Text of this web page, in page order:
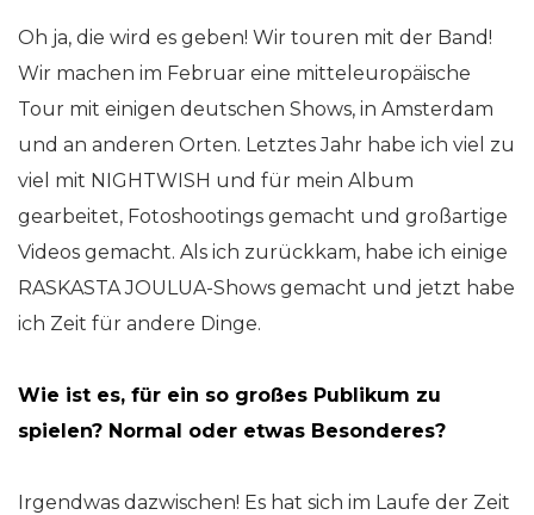
Oh ja, die wird es geben! Wir touren mit der Band!
Wir machen im Februar eine mitteleuropäische
Tour mit einigen deutschen Shows, in Amsterdam
und an anderen Orten. Letztes Jahr habe ich viel zu
viel mit NIGHTWISH und für mein Album
gearbeitet, Fotoshootings gemacht und großartige
Videos gemacht. Als ich zurückkam, habe ich einige
RASKASTA JOULUA-Shows gemacht und jetzt habe
ich Zeit für andere Dinge.
Wie ist es, für ein so großes Publikum zu
spielen? Normal oder etwas Besonderes?
Irgendwas dazwischen! Es hat sich im Laufe der Zeit